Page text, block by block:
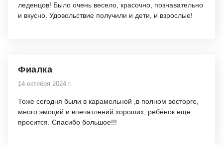
леденцов! Было очень весело, красочно, познавательно
и вкусно. Удовольствие получили и дети, и взрослые!
Фиалка
14 октября 2024 г.
Тоже сегодня были в карамельной ,в полном восторге,
много эмоций и впечатлений хороших, ребёнок ещё
просится. Спасибо большое!!!